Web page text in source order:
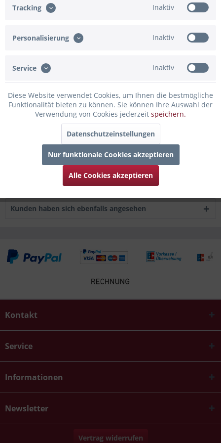
Artikel-Nr.:
Details zum Ballon: Material: aluminiumbeschichtete Nylon-
Bewertungen lesen, schreiben und diskutieren...mehr
Infos zum Hersteller
Folgende Infos zum Hersteller sind verfübar......
3
Kunden kauften auch
Kunden haben sich ebenfalls angesehen
Kontakt
Service
Informationen
Newsletter
Vertrag widerrufen
Tracking Inaktiv
Personalisierung Inaktiv
Service Inaktiv
Diese Website verwendet Cookies, um Ihnen die bestmögliche
Funktionalität bieten zu können. Sie können Ihre Auswahl der
Verwendung von Cookies jederzeit speichern.
Datenschutzeinstellungen
Nur funktionale Cookies akzeptieren
Alle Cookies akzeptieren